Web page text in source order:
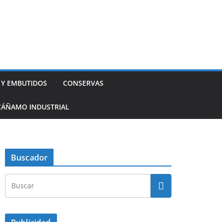
EMBUTIDOS CONSERVAS
INDUSTRIAL
Buscador